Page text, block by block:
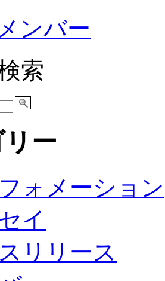
メンバー
索
ー
ォメーション
イ
リリース